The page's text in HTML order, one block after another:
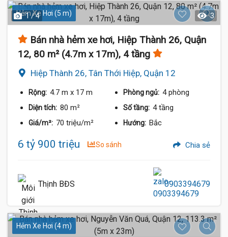
Hẻm Xe Hơi (5 m)
1 / 4 3
Bán nhà hẻm xe hơi, Hiệp Thành 26, Quận
12, 80 m² (4.7m x 17m), 4 tầng
Hiệp Thành 26, Tân Thới Hiệp, Quận 12
Rộng: 4.7 m x 17 m Phòng ngủ: 4 phòng
Diện tích: 80 m² Số tầng: 4 tầng
Giá/m²: 70 triệu/m² Hướng: Bắc
6 tỷ 900 triệu So sánh Chia sẻ
Thịnh BĐS 0903394679
Hẻm Xe Hơi (4 m)